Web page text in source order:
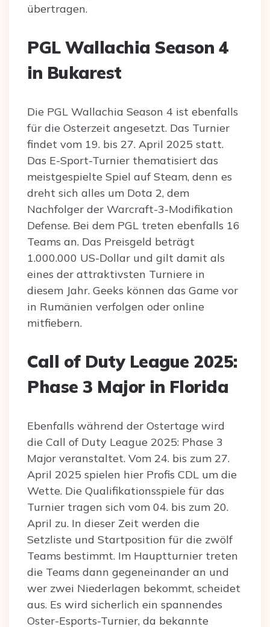
übertragen.
PGL Wallachia Season 4
in Bukarest
Die PGL Wallachia Season 4 ist ebenfalls
für die Osterzeit angesetzt. Das Turnier
findet vom 19. bis 27. April 2025 statt.
Das E-Sport-Turnier thematisiert das
meistgespielte Spiel auf Steam, denn es
dreht sich alles um Dota 2, dem
Nachfolger der Warcraft-3-Modifikation
Defense. Bei dem PGL treten ebenfalls 16
Teams an. Das Preisgeld beträgt
1.000.000 US-Dollar und gilt damit als
eines der attraktivsten Turniere in
diesem Jahr. Geeks können das Game vor
in Rumänien verfolgen oder online
mitfiebern.
Call of Duty League 2025:
Phase 3 Major in Florida
Ebenfalls während der Ostertage wird
die Call of Duty League 2025: Phase 3
Major veranstaltet. Vom 24. bis zum 27.
April 2025 spielen hier Profis CDL um die
Wette. Die Qualifikationsspiele für das
Turnier tragen sich vom 04. bis zum 20.
April zu. In dieser Zeit werden die
Setzliste und Startposition für die zwölf
Teams bestimmt. Im Hauptturnier treten
die Teams dann gegeneinander an und
wer zwei Niederlagen bekommt, scheidet
aus. Es wird sicherlich ein spannendes
Oster-Esports-Turnier, da bekannte